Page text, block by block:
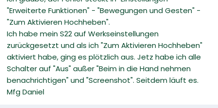
"Erweiterte Funktionen" - "Bewegungen und Gesten" -
"Zum Aktivieren Hochheben".
Ich habe mein S22 auf Werkseinstellungen
zurückgesetzt und als ich "Zum Aktivieren Hochheben"
aktiviert habe, ging es plötzlich aus. Jetz habe ich alle
Schalter auf "Aus" außer "Beim in die Hand nehmen
benachrichtigen" und "Screenshot". Seitdem läuft es.
Mfg Daniel